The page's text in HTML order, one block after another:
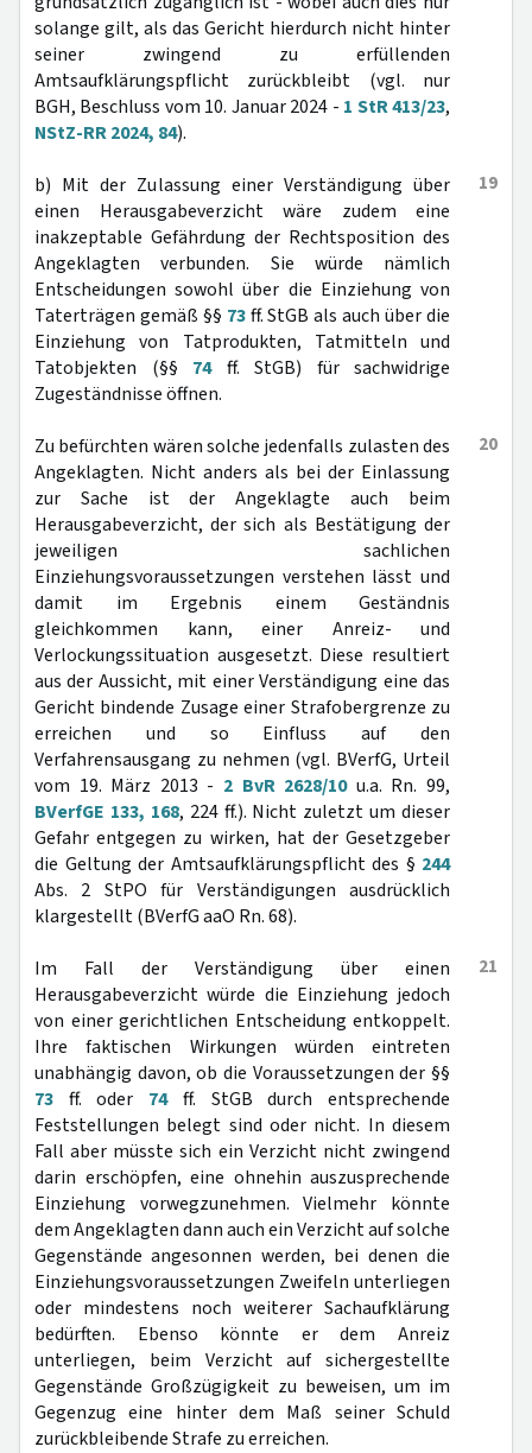
solange gilt, als das Gericht hierdurch nicht hinter
seiner zwingend zu erfüllenden
Amtsaufklärungspflicht zurückbleibt (vgl. nur
BGH, Beschluss vom 10. Januar 2024 - 1 StR 413/23,
NStZ-RR 2024, 84).
19
b) Mit der Zulassung einer Verständigung über
einen Herausgabeverzicht wäre zudem eine
inakzeptable Gefährdung der Rechtsposition des
Angeklagten verbunden. Sie würde nämlich
Entscheidungen sowohl über die Einziehung von
Taterträgen gemäß §§ 73ff. StGB als auch über die
Einziehung von Tatprodukten, Tatmitteln und
Tatobjekten (§§ 74ff. StGB) für sachwidrige
Zugeständnisse öffnen.
20
Zu befürchten wären solche jedenfalls zulasten des
Angeklagten. Nicht anders als bei der Einlassung
zur Sache ist der Angeklagte auch beim
Herausgabeverzicht, der sich als Bestätigung der
jeweiligen sachlichen
Einziehungsvoraussetzungen verstehen lässt und
damit im Ergebnis einem Geständnis
gleichkommen kann, einer Anreiz- und
Verlockungssituation ausgesetzt. Diese resultiert
aus der Aussicht, mit einer Verständigung eine das
Gericht bindende Zusage einer Strafobergrenze zu
erreichen und so Einfluss auf den
Verfahrensausgang zu nehmen (vgl. BVerfG, Urteil
vom 19. März 2013 - 2 BvR 2628/10u.a. Rn. 99,
BVerfGE 133, 168, 224 ff.). Nicht zuletzt um dieser
Gefahr entgegen zu wirken, hat der Gesetzgeber
die Geltung der Amtsaufklärungspflicht des § 244
Abs. 2 StPO für Verständigungen ausdrücklich
klargestellt (BVerfG aaO Rn. 68).
21
Im Fall der Verständigung über einen
Herausgabeverzicht würde die Einziehung jedoch
von einer gerichtlichen Entscheidung entkoppelt.
Ihre faktischen Wirkungen würden eintreten
unabhängig davon, ob die Voraussetzungen der §§
73 ff. oder 74ff. StGB durch entsprechende
Feststellungen belegt sind oder nicht. In diesem
Fall aber müsste sich ein Verzicht nicht zwingend
darin erschöpfen, eine ohnehin auszusprechende
Einziehung vorwegzunehmen. Vielmehr könnte
dem Angeklagten dann auch ein Verzicht auf solche
Gegenstände angesonnen werden, bei denen die
Einziehungsvoraussetzungen Zweifeln unterliegen
oder mindestens noch weiterer Sachaufklärung
bedürften. Ebenso könnte er dem Anreiz
unterliegen, beim Verzicht auf sichergestellte
Gegenstände Großzügigkeit zu beweisen, um im
Gegenzug eine hinter dem Maß seiner Schuld
zurückbleibende Strafe zu erreichen.